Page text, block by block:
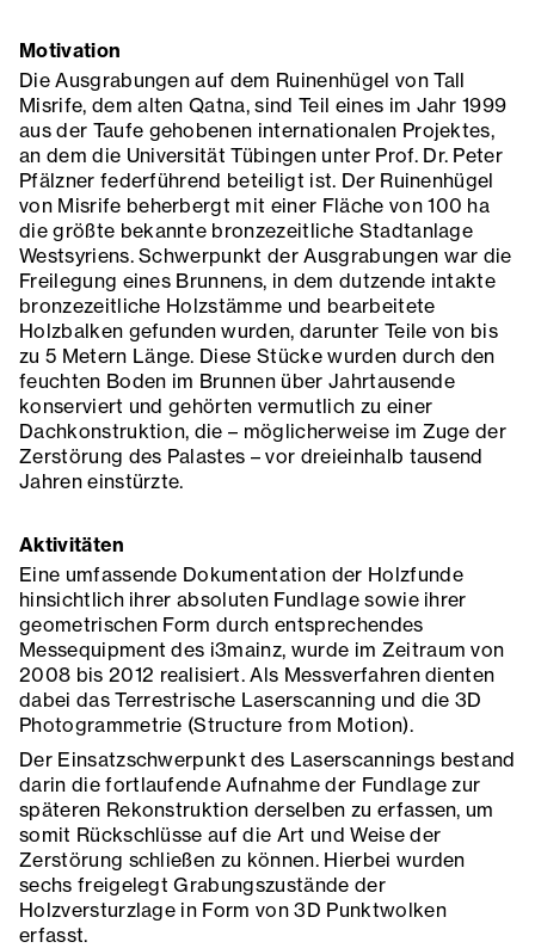
Motivation
Die Ausgrabungen auf dem Ruinenhügel von Tall
Misrife, dem alten Qatna, sind Teil eines im Jahr 1999
aus der Taufe gehobenen internationalen Projektes,
an dem die Universität Tübingen unter Prof. Dr. Peter
Pfälzner federführend beteiligt ist. Der Ruinenhügel
von Misrife beherbergt mit einer Fläche von 100 ha
die größte bekannte bronzezeitliche Stadtanlage
Westsyriens. Schwerpunkt der Ausgrabungen war die
Freilegung eines Brunnens, in dem dutzende intakte
bronzezeitliche Holzstämme und bearbeitete
Holzbalken gefunden wurden, darunter Teile von bis
zu 5 Metern Länge. Diese Stücke wurden durch den
feuchten Boden im Brunnen über Jahrtausende
konserviert und gehörten vermutlich zu einer
Dachkonstruktion, die – möglicherweise im Zuge der
Zerstörung des Palastes – vor dreieinhalb tausend
Jahren einstürzte.
Aktivitäten
Eine umfassende Dokumentation der Holzfunde
hinsichtlich ihrer absoluten Fundlage sowie ihrer
geometrischen Form durch entsprechendes
Messequipment des i3mainz, wurde im Zeitraum von
2008 bis 2012 realisiert. Als Messverfahren dienten
dabei das Terrestrische Laserscanning und die 3D
Photogrammetrie (Structure from Motion).
Der Einsatzschwerpunkt des Laserscannings bestand
darin die fortlaufende Aufnahme der Fundlage zur
späteren Rekonstruktion derselben zu erfassen, um
somit Rückschlüsse auf die Art und Weise der
Zerstörung schließen zu können. Hierbei wurden
sechs freigelegt Grabungszustände der
Holzversturzlage in Form von 3D Punktwolken
erfasst.